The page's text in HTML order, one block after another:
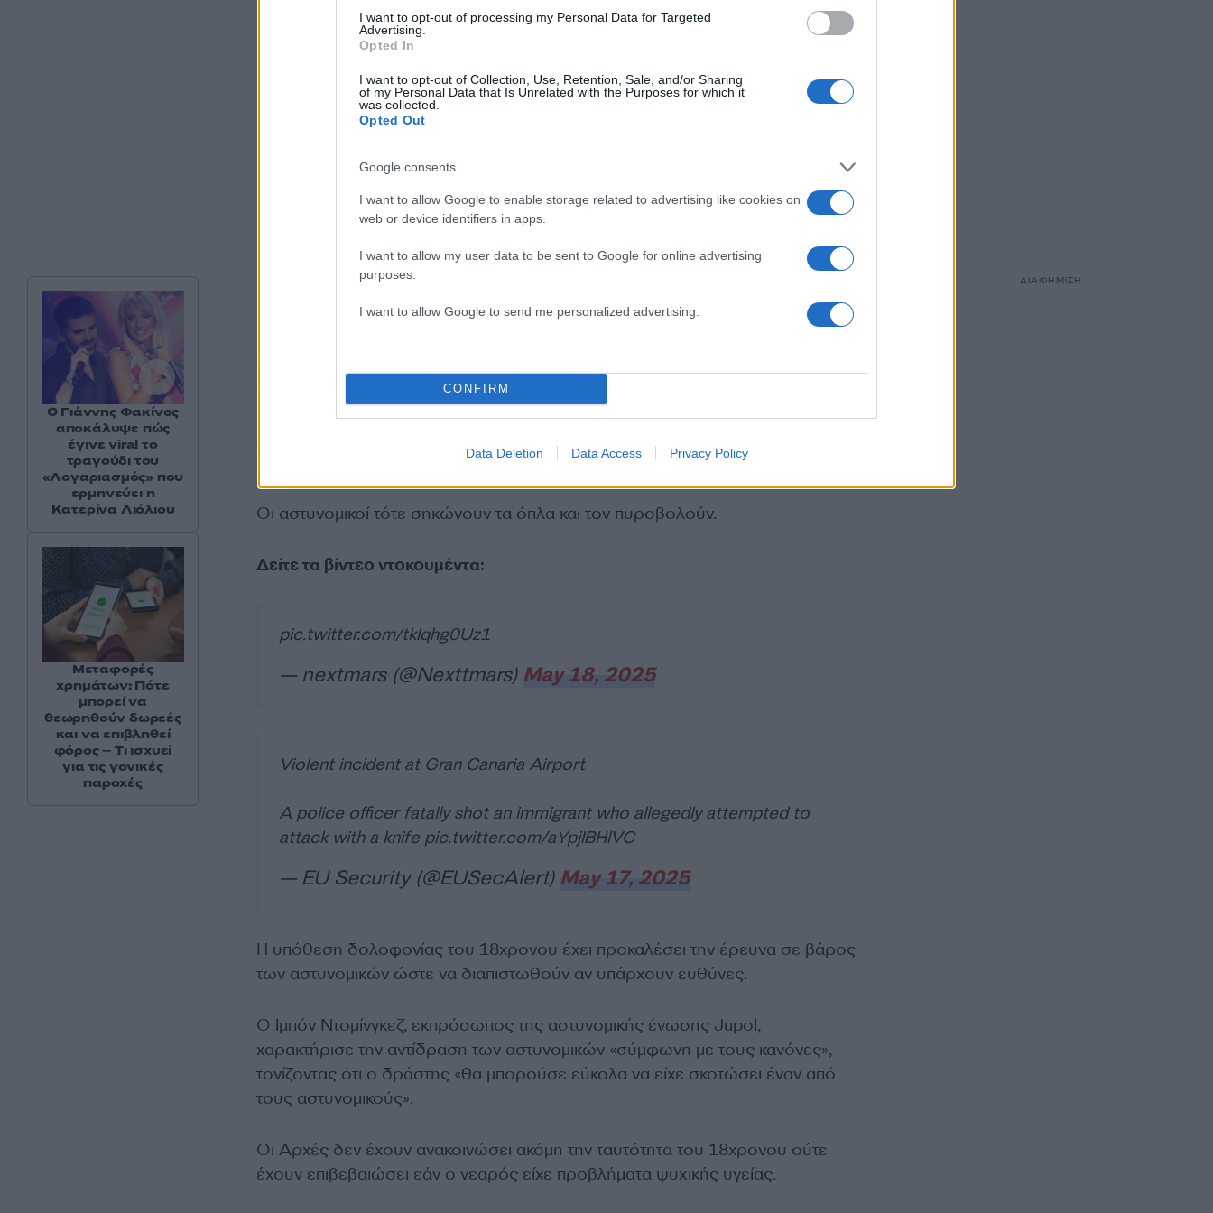
I want to opt-out of processing my Personal Data for Targeted
Advertising.
Opted In
I want to opt-out of Collection, Use, Retention, Sale, and/or Sharing
of my Personal Data that Is Unrelated with the Purposes for which it
was collected.
Opted Out
Google consents
I want to allow Google to enable storage related to advertising like cookies on
web or device identifiers in apps.
I want to allow my user data to be sent to Google for online advertising
purposes.
I want to allow Google to send me personalized advertising.
CONFIRM
Data Deletion Data Access Privacy Policy
δράστης δέχεται τις σφαίρες.
Λίγο νωρίτερα ο 18χρονος ορμάει πάνω στους αστυνομικούς ενώ στη
συνέχεια τρέχει κατά των τουριστών.
Οι αστυνομικοί τότε σηκώνουν τα όπλα και τον πυροβολούν.
Δείτε τα βίντεο ντοκουμέντα:
pic.twitter.com/tkIqhg0Uz1
— nextmars (@Nexttmars) May 18, 2025
Violent incident at Gran Canaria Airport
A police officer fatally shot an immigrant who allegedly attempted to
attack with a knife pic.twitter.com/aYpjIBHlVC
— EU Security (@EUSecAlert) May 17, 2025
Η υπόθεση δολοφονίας του 18χρονου έχει προκαλέσει την έρευνα σε βάρος
των αστυνομικών ώστε να διαπιστωθούν αν υπάρχουν ευθύνες.
Ο Ιμπόν Ντομίνγκεζ, εκπρόσωπος της αστυνομικής ένωσης Jupol,
χαρακτήρισε την αντίδραση των αστυνομικών «σύμφωνη με τους κανόνες»,
τονίζοντας ότι ο δράστης «θα μπορούσε εύκολα να είχε σκοτώσει έναν από
τους αστυνομικούς».
Οι Αρχές δεν έχουν ανακοινώσει ακόμη την ταυτότητα του 18χρονου ούτε
έχουν επιβεβαιώσει εάν ο νεαρός είχε προβλήματα ψυχικής υγείας.
Ο Γιάννης Φακίνος
αποκάλυψε πώς
έγινε viral το
τραγούδι του
«Λογαριασμός» που
ερμηνεύει η
Κατερίνα Λιόλιου
Μεταφορές
χρημάτων: Πότε
μπορεί να
θεωρηθούν δωρεές
και να επιβληθεί
φόρος – Τι ισχυεί
για τις γονικές
παροχές
ΔΙΑΦΗΜΙΣΗ